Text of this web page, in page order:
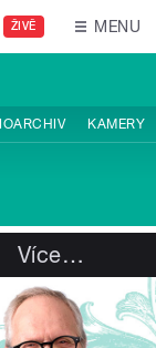
ŽIVĚ MENU
KAMERY
Více…